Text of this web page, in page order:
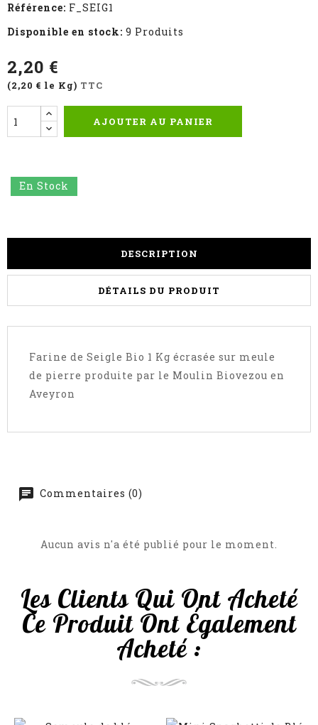
Référence: F_SEIG1
Disponible en stock: 9 Produits
2,20 €
(2,20 € le Kg) TTC
AJOUTER AU PANIER
En Stock
DESCRIPTION
DÉTAILS DU PRODUIT
Farine de Seigle Bio 1 Kg écrasée sur meule
de pierre produite par le Moulin Biovezou en
Aveyron
Commentaires (0)
Aucun avis n'a été publié pour le moment.
Les Clients Qui Ont Acheté
Ce Produit Ont Également
Acheté :